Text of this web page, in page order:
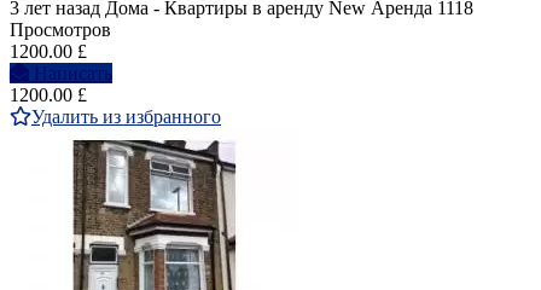
3 лет назад Дома - Квартиры в аренду New Аренда 1118
Просмотров
1200.00 £
Написать
1200.00 £
Удалить из избранного